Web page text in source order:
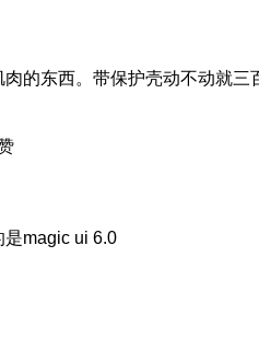
的东西。带保护壳动不动就三
magic ui 6.0